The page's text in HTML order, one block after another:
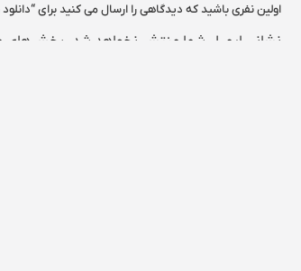
اولین نفری باشید که دیدگاهی را ارسال می کنید برای
نشانی ایمیل شما منتشر نخواهد شد. بخش‌های